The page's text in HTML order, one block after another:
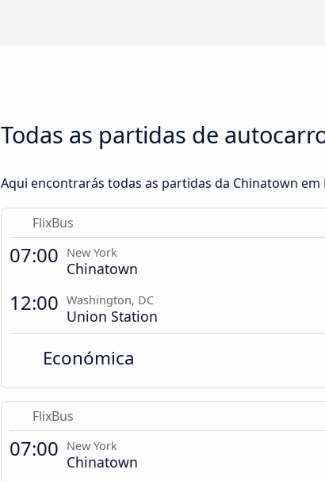
Todas as partidas de
Aqui encontrarás todas as partidas da Chinatown
FlixBus
07:00 New York
Chinatown
12:00 Washington, DC
Union Station
Económica
FlixBus
07:00 New York
Chinatown